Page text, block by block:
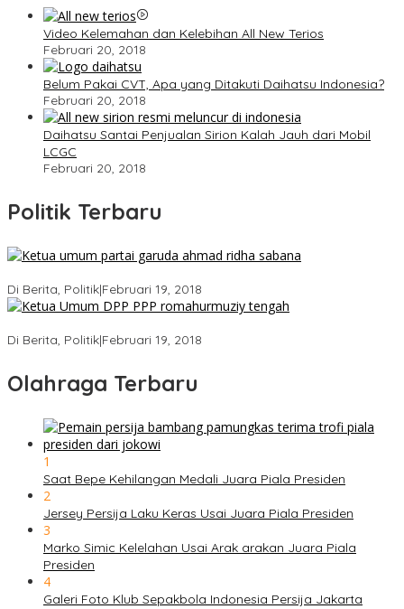
Video Kelemahan dan Kelebihan All New Terios
Februari 20, 2018
Belum Pakai CVT, Apa yang Ditakuti Daihatsu Indonesia?
Februari 20, 2018
Daihatsu Santai Penjualan Sirion Kalah Jauh dari Mobil
LCGC
Februari 20, 2018
Politik Terbaru
Di Berita, Politik|Februari 19, 2018
Di Berita, Politik|Februari 19, 2018
Olahraga Terbaru
1
Saat Bepe Kehilangan Medali Juara Piala Presiden
2
Jersey Persija Laku Keras Usai Juara Piala Presiden
3
Marko Simic Kelelahan Usai Arak arakan Juara Piala
Presiden
4
Galeri Foto Klub Sepakbola Indonesia Persija Jakarta